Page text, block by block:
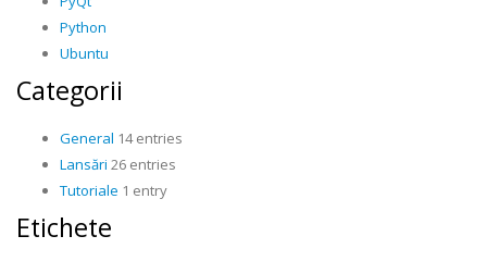
Python
Ubuntu
Categorii
General 14 entries
Lansări 26 entries
Tutoriale 1 entry
Etichete